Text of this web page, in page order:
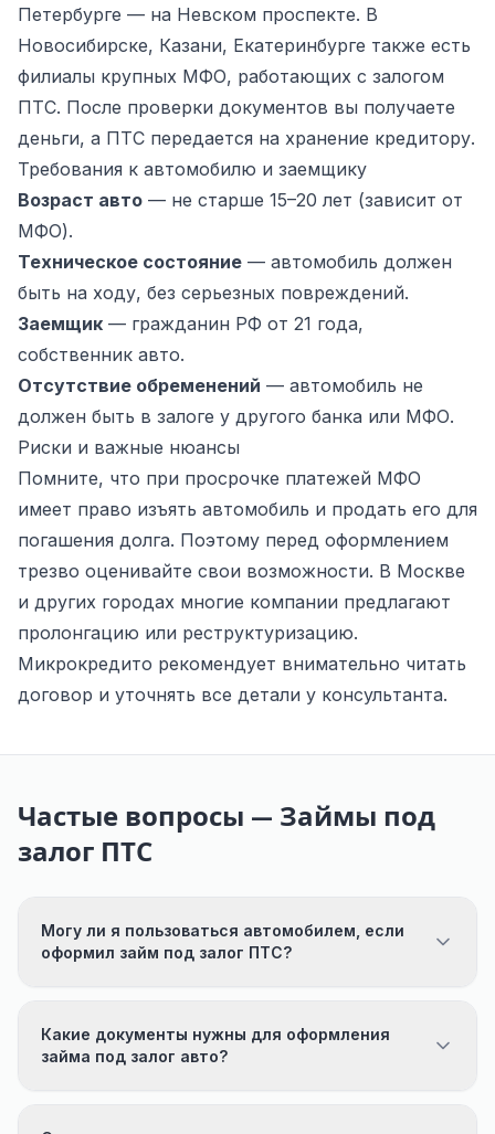
Петербурге — на Невском проспекте. В
Новосибирске, Казани, Екатеринбурге также есть
филиалы крупных МФО, работающих с залогом
ПТС. После проверки документов вы получаете
деньги, а ПТС передается на хранение кредитору.
Требования к автомобилю и заемщику
Возраст авто — не старше 15–20 лет (зависит от
МФО).
Техническое состояние — автомобиль должен
быть на ходу, без серьезных повреждений.
Заемщик — гражданин РФ от 21 года,
собственник авто.
Отсутствие обременений — автомобиль не
должен быть в залоге у другого банка или МФО.
Риски и важные нюансы
Помните, что при просрочке платежей МФО
имеет право изъять автомобиль и продать его для
погашения долга. Поэтому перед оформлением
трезво оценивайте свои возможности. В Москве
и других городах многие компании предлагают
пролонгацию или реструктуризацию.
Микрокредито рекомендует внимательно читать
договор и уточнять все детали у консультанта.
Частые вопросы — Займы под
залог ПТС
Могу ли я пользоваться автомобилем, если
оформил займ под залог ПТС?
Какие документы нужны для оформления
займа под залог авто?